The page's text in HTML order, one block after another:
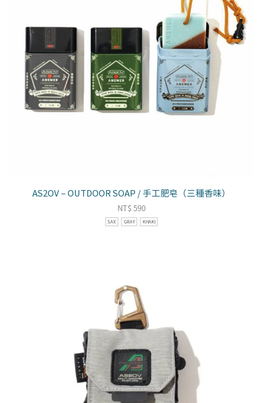
AS2OV – OUTDOOR SOAP / 手工肥皂（三種香味）
NT$590
SAX GRAY KHAKI